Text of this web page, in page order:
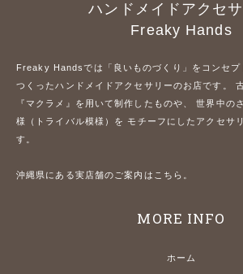
ハンドメイドアクセ
Freaky Hands
Freaky Handsでは「良いものづくり」をコンセプ
つくったハンドメイドアクセサリーのお店です。
『マクラメ』を用いて制作したものや、 世界中の
様（トライバル模様）を モチーフにしたアクセサ
す。
沖縄県にある実店舗のご案内はこちら。
MORE INFO
ホーム